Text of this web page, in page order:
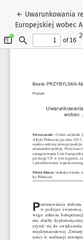
← Wróć do
Uwarunkowania
Europejskiej wobec